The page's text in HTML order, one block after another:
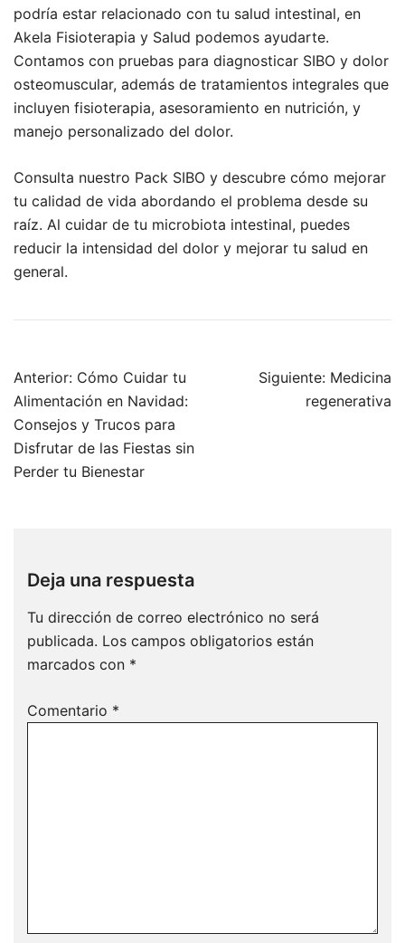
podría estar relacionado con tu salud intestinal, en
Akela Fisioterapia y Salud podemos ayudarte.
Contamos con pruebas para diagnosticar SIBO y dolor
osteomuscular, además de tratamientos integrales que
incluyen fisioterapia, asesoramiento en nutrición, y
manejo personalizado del dolor.
Consulta nuestro Pack SIBO y descubre cómo mejorar
tu calidad de vida abordando el problema desde su
raíz. Al cuidar de tu microbiota intestinal, puedes
reducir la intensidad del dolor y mejorar tu salud en
general.
Navegación
de
entradas
Anterior: Cómo Cuidar tu
Alimentación en Navidad:
Consejos y Trucos para
Disfrutar de las Fiestas sin
Perder tu Bienestar
Siguiente: Medicina
regenerativa
Deja una respuesta
Tu dirección de correo electrónico no será
publicada. Los campos obligatorios están
marcados con *
Comentario *